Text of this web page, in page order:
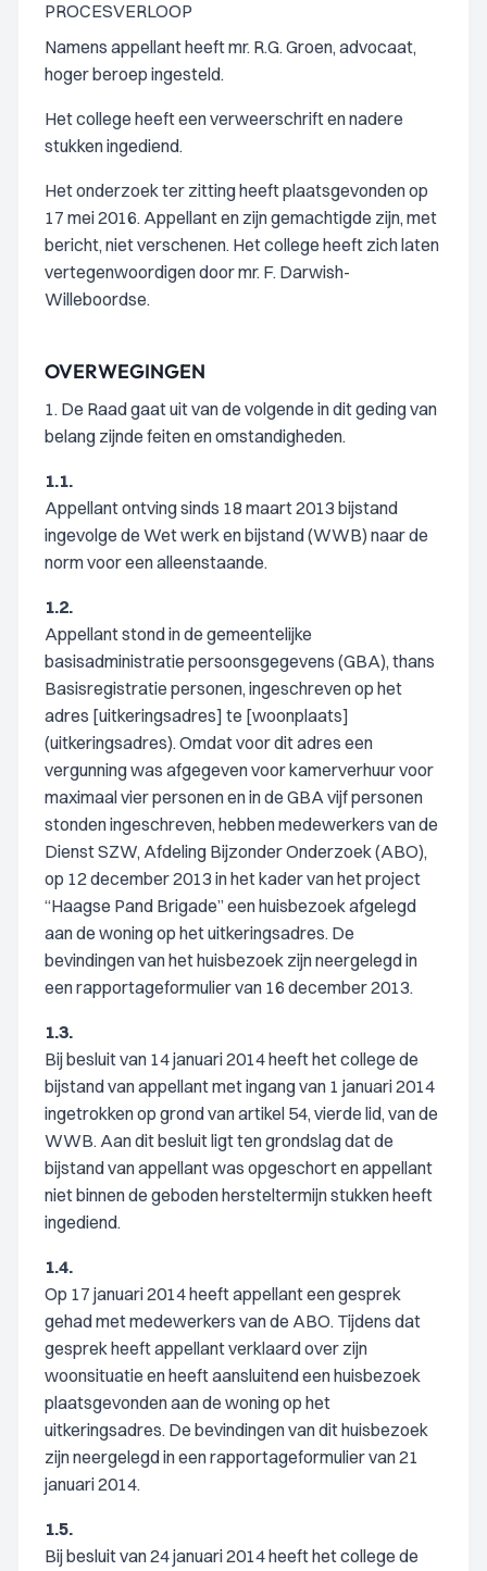
PROCESVERLOOP
Namens appellant heeft mr. R.G. Groen, advocaat,
hoger beroep ingesteld.
Het college heeft een verweerschrift en nadere
stukken ingediend.
Het onderzoek ter zitting heeft plaatsgevonden op
17 mei 2016. Appellant en zijn gemachtigde zijn, met
bericht, niet verschenen. Het college heeft zich laten
vertegenwoordigen door mr. F. Darwish-
Willeboordse.
OVERWEGINGEN
1. De Raad gaat uit van de volgende in dit geding van
belang zijnde feiten en omstandigheden.
1.1.
Appellant ontving sinds 18 maart 2013 bijstand
ingevolge de Wet werk en bijstand (WWB) naar de
norm voor een alleenstaande.
1.2.
Appellant stond in de gemeentelijke
basisadministratie persoonsgegevens (GBA), thans
Basisregistratie personen, ingeschreven op het
adres [uitkeringsadres] te [woonplaats]
(uitkeringsadres). Omdat voor dit adres een
vergunning was afgegeven voor kamerverhuur voor
maximaal vier personen en in de GBA vijf personen
stonden ingeschreven, hebben medewerkers van de
Dienst SZW, Afdeling Bijzonder Onderzoek (ABO),
op 12 december 2013 in het kader van het project
“Haagse Pand Brigade” een huisbezoek afgelegd
aan de woning op het uitkeringsadres. De
bevindingen van het huisbezoek zijn neergelegd in
een rapportageformulier van 16 december 2013.
1.3.
Bij besluit van 14 januari 2014 heeft het college de
bijstand van appellant met ingang van 1 januari 2014
ingetrokken op grond van artikel 54, vierde lid, van de
WWB. Aan dit besluit ligt ten grondslag dat de
bijstand van appellant was opgeschort en appellant
niet binnen de geboden hersteltermijn stukken heeft
ingediend.
1.4.
Op 17 januari 2014 heeft appellant een gesprek
gehad met medewerkers van de ABO. Tijdens dat
gesprek heeft appellant verklaard over zijn
woonsituatie en heeft aansluitend een huisbezoek
plaatsgevonden aan de woning op het
uitkeringsadres. De bevindingen van dit huisbezoek
zijn neergelegd in een rapportageformulier van 21
januari 2014.
1.5.
Bij besluit van 24 januari 2014 heeft het college de